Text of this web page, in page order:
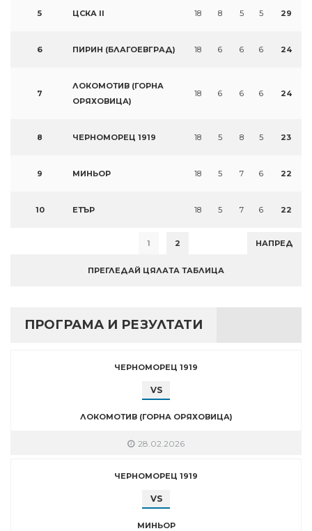
5 ЦСКА II 18 8 5 5 29
6 ПИРИН (БЛАГОЕВГРАД) 18 6 6 6 24
7
ЛОКОМОТИВ (ГОРНА
ОРЯХОВИЦА)
18 6 6 6 24
8 ЧЕРНОМОРЕЦ 1919 18 5 8 5 23
9 МИНЬОР 18 5 7 6 22
10 ЕТЪР 18 5 7 6 22
1 2 НАПРЕД
ПРЕГЛЕДАЙ ЦЯЛАТА ТАБЛИЦА
ПРОГРАМА И РЕЗУЛТАТИ
ЧЕРНОМОРЕЦ 1919
VS
ЛОКОМОТИВ (ГОРНА ОРЯХОВИЦА)
28.02.2026
ЧЕРНОМОРЕЦ 1919
VS
МИНЬОР